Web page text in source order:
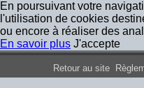
En poursuivant votre
l'utilisation de cookies
ou encore à réaliser des
En savoir plus J'accepte
Forum
Retour au site